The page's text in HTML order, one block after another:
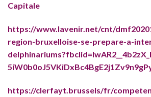
Capitale
https://www.lavenir.net/cnt/
region-bruxelloise-se-prepare-a-
https://clerfayt.brussels/fr/